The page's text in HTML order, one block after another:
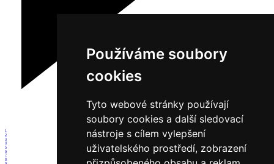
Používáme soubory
cookies
Tyto webové stránky používají
soubory cookies a další sledovací
nástroje s cílem vylepšení
uživatelského prostředí, zobrazení
1
2
3
4
5
6
7
8